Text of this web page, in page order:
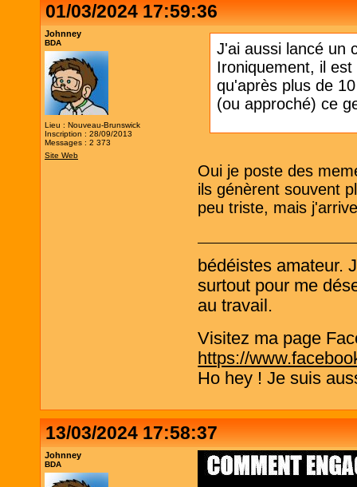
01/03/2024 17:59:36
Johnney
BDA
Lieu : Nouveau-Brunswick
Inscription : 28/09/2013
Messages : 2 373
Site Web
J'ai aussi lancé un
Ironiquement, il
qu'après plus de
(ou approché) ce
Oui je poste des
ils génèrent souvent
peu triste, mais
bédéistes amateur.
surtout pour me
au travail.
Visitez ma page
https://
Ho hey ! Je suis
13/03/2024 17:58:37
Johnney
BDA